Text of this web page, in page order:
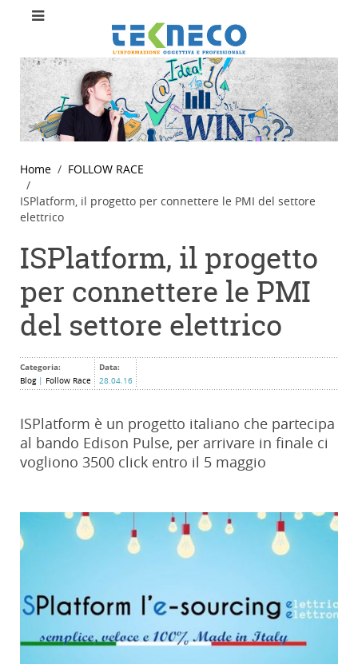
Home FOLLOW RACE
ISPlatform, il progetto per connettere le PMI del settore
elettrico
ISPlatform, il progetto
per connettere le PMI
del settore elettrico
Categoria:
Blog| Follow Race
Data:
28.04.16
ISPlatform è un progetto italiano che partecipa
al bando Edison Pulse, per arrivare in finale ci
vogliono 3500 click entro il 5 maggio